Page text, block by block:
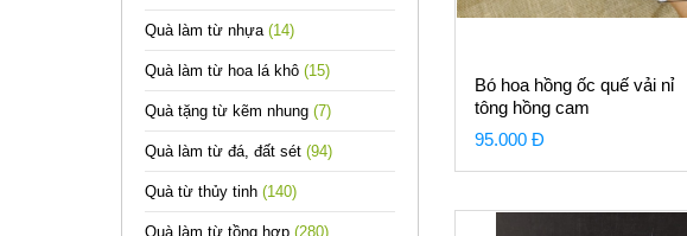
Quà làm từ nhựa (14)
Quà làm từ hoa lá khô (15)
Quà tặng từ kẽm nhung (7)
Quà làm từ đá, đất sét (94)
Quà từ thủy tinh (140)
Quà làm từ tồng hợp (280)
Bó hoa hồng ốc quế vải nỉ
tông hồng cam
95.000 Đ